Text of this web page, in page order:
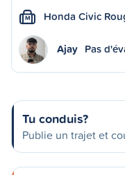
M Honda Civic
Ajay Pas
Tu conduis?
Publie un trajet et